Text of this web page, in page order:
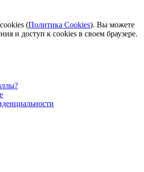
(Политика Cookies). Вы можете
и доступ к cookies в своем браузере.